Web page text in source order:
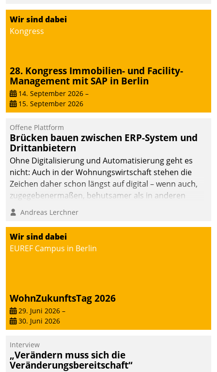
Wir sind dabei
Kongress
28. Kongress Immobilien- und Facility-
Management mit SAP in Berlin
14. September 2026 –
15. September 2026
Offene Plattform
Brücken bauen zwischen ERP-System und
Drittanbietern
Ohne Digitalisierung und Automatisierung geht es
nicht: Auch in der Wohnungswirtschaft stehen die
Zeichen daher schon längst auf digital – wenn auch,
zugegebenermaßen, behutsamer als in anderen
Branchen.
Andreas Lerchner
Wir sind dabei
EUREF Campus in Berlin
WohnZukunftsTag 2026
29. Juni 2026 –
30. Juni 2026
Interview
„Verändern muss sich die
Veränderungsbereitschaft“